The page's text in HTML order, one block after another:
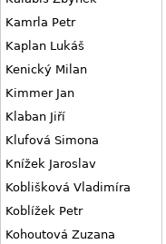
Kamrla Petr
Kaplan Lukáš
Kenický Milan
Kimmer Jan
Klaban Jiří
Klufová Simona
Knížek Jaroslav
Koblišková Vladimíra
Koblížek Petr
Kohoutová Zuzana